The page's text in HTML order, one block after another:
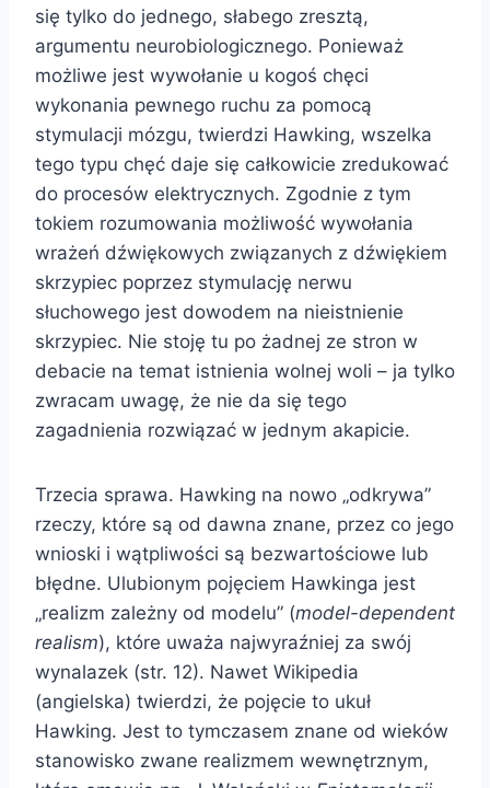
się tylko do jednego, słabego zresztą,
argumentu neurobiologicznego. Ponieważ
możliwe jest wywołanie u kogoś chęci
wykonania pewnego ruchu za pomocą
stymulacji mózgu, twierdzi Hawking, wszelka
tego typu chęć daje się całkowicie zredukować
do procesów elektrycznych. Zgodnie z tym
tokiem rozumowania możliwość wywołania
wrażeń dźwiękowych związanych z dźwiękiem
skrzypiec poprzez stymulację nerwu
słuchowego jest dowodem na nieistnienie
skrzypiec. Nie stoję tu po żadnej ze stron w
debacie na temat istnienia wolnej woli – ja tylko
zwracam uwagę, że nie da się tego
zagadnienia rozwiązać w jednym akapicie.
Trzecia sprawa. Hawking na nowo „odkrywa”
rzeczy, które są od dawna znane, przez co jego
wnioski i wątpliwości są bezwartościowe lub
błędne. Ulubionym pojęciem Hawkinga jest
„realizm zależny od modelu” (model-dependent
realism), które uważa najwyraźniej za swój
wynalazek (str. 12). Nawet Wikipedia
(angielska) twierdzi, że pojęcie to ukuł
Hawking. Jest to tymczasem znane od wieków
stanowisko zwane realizmem wewnętrznym,